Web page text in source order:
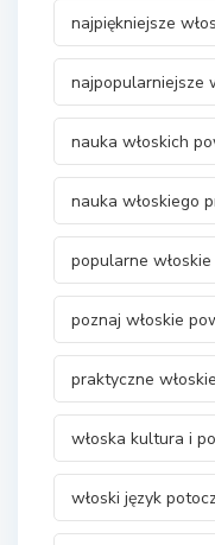
najpiękniejsze
najpopularniejsze
nauka włoskich
nauka włoskiego
popularne
poznaj włoskie
praktyczne
włoska kultura i
włoski język